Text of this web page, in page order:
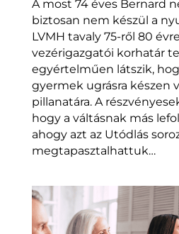
A most 74 éves Bernard
biztosan nem készül a
LVMH tavaly 75-ről 80
vezérigazgatói korhatár
egyértelműen látszik,
gyermek ugrásra készen
pillanatára. A
hogy a váltásnak más
ahogy azt az Utódlás
megtapasztalhattuk…